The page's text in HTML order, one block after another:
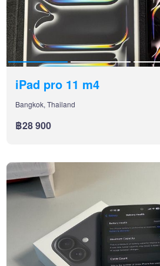
iPad pro 11 m4
Bangkok, Thailand
฿28 900